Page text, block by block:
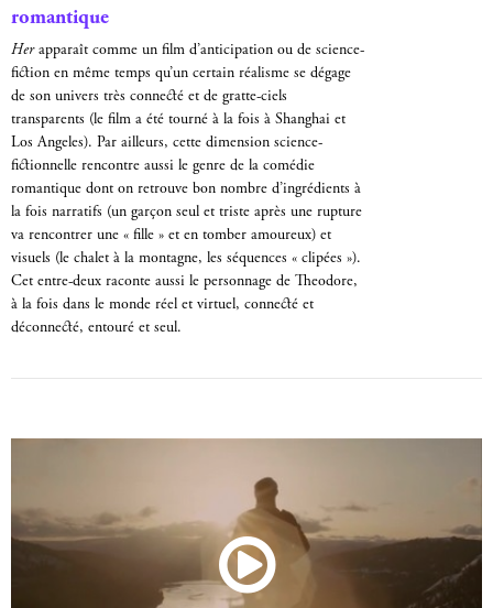
romantique
Herapparaît comme un film d’anticipation ou de science-
fiction en même temps qu’un certain réalisme se dégage
de son univers très connecté et de gratte-ciels
transparents (le film a été tourné à la fois à Shanghai et
Los Angeles). Par ailleurs, cette dimension science-
fictionnelle rencontre aussi le genre de la comédie
romantique dont on retrouve bon nombre d’ingrédients à
la fois narratifs (un garçon seul et triste après une rupture
va rencontrer une « fille » et en tomber amoureux) et
visuels (le chalet à la montagne, les séquences « clipées »).
Cet entre-deux raconte aussi le personnage de Theodore,
à la fois dans le monde réel et virtuel, connecté et
déconnecté, entouré et seul.